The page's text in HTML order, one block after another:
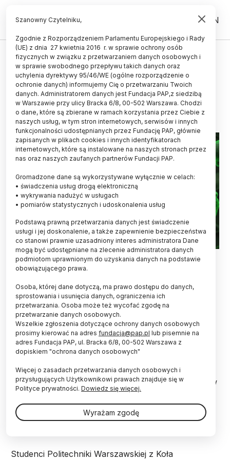
PL EN
Studenci Politechniki
Warszawskiej hodują mikroalgi
03.03.2017
aktualizacja: 03.03.2017
2 minuty czytania
Wytwarzanie biopaliw, kosmetyków, leków - do
organizmy w większości samożywne, wodne i
pełne składników odżywczych. Aparaturę do ich
hodowli zbudowali studenci z Politechniki
Warszawskiej. Właśnie zaczynają testy swojej
instalacji.
zróżnicowanych organizmów. Łączy je brak
wykształconych tkanek, a w większości przypadków
także samożywność i życie w środowisku wodnym.
Algi zawierają wiele składników odżywczych, co
sprawia, że wciąż szuka się ich kolejnych
zastosowań.
Studenci Politechniki Warszawskiej z Koła
Szanowny Czytelniku,
Zgodnie z Rozporządzeniem Parlamentu Europejskiego i Rady
(UE) z dnia 27 kwietnia 2016 r. w sprawie ochrony osób
fizycznych w związku z przetwarzaniem danych osobowych i
w sprawie swobodnego przepływu takich danych oraz
uchylenia dyrektywy 95/46/WE (ogólne rozporządzenie o
ochronie danych) informujemy Cię o przetwarzaniu Twoich
danych. Administratorem danych jest Fundacja PAP,z siedzibą
w Warszawie przy ulicy Bracka 6/8, 00-502 Warszawa. Chodzi
o dane, które są zbierane w ramach korzystania przez Ciebie z
naszych usług, w tym stron internetowych, serwisów i innych
funkcjonalności udostępnianych przez Fundację PAP, głównie
zapisanych w plikach cookies i innych identyfikatorach
internetowych, które są instalowane na naszych stronach przez
nas oraz naszych zaufanych partnerów Fundacji PAP.
Gromadzone dane są wykorzystywane wyłącznie w celach:
• świadczenia usług drogą elektroniczną
• wykrywania nadużyć w usługach
• pomiarów statystycznych i udoskonalenia usług
Podstawą prawną przetwarzania danych jest świadczenie
usługi i jej doskonalenie, a także zapewnienie bezpieczeństwa
co stanowi prawnie uzasadniony interes administratora Dane
mogą być udostępniane na zlecenie administratora danych
podmiotom uprawnionym do uzyskania danych na podstawie
obowiązującego prawa.
Osoba, której dane dotyczą, ma prawo dostępu do danych,
sprostowania i usunięcia danych, ograniczenia ich
przetwarzania. Osoba może też wycofać zgodę na
przetwarzanie danych osobowych.
Wszelkie zgłoszenia dotyczące ochrony danych osobowych
prosimy kierować na adres fundacja@pap.pl lub pisemnie na
adres Fundacja PAP, ul. Bracka 6/8, 00-502 Warszawa z
dopiskiem "ochrona danych osobowych"
Więcej o zasadach przetwarzania danych osobowych i
przysługujących Użytkownikowi prawach znajduje się w
Polityce prywatności. Dowiedz się więcej.
Wyrażam zgodę